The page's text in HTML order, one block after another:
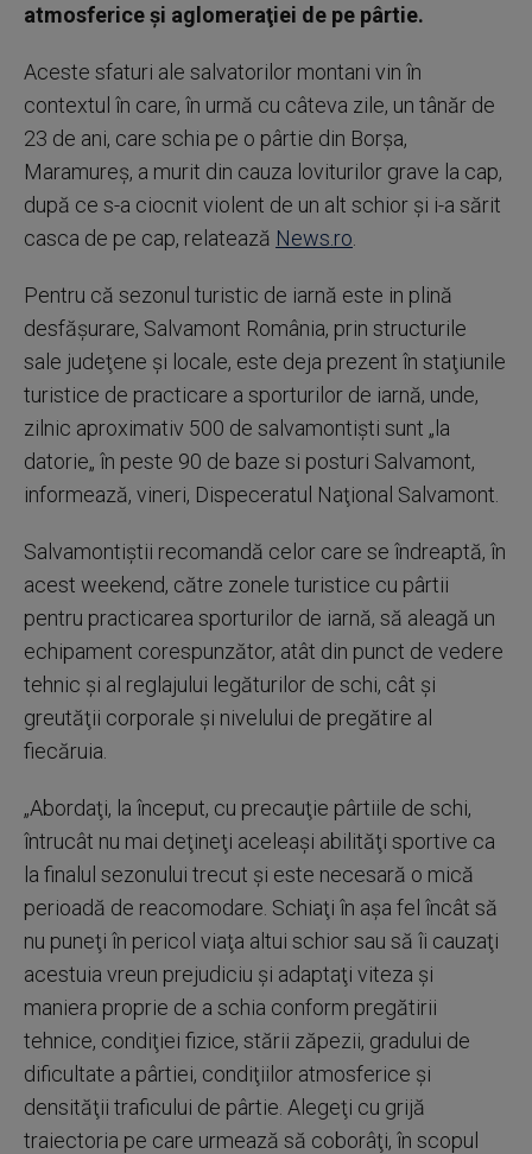
atmosferice şi aglomeraţiei de pe pârtie.
Aceste sfaturi ale salvatorilor montani vin în
contextul în care, în urmă cu câteva zile, un tânăr de
23 de ani, care schia pe o pârtie din Borşa,
Maramureş, a murit din cauza loviturilor grave la cap,
după ce s-a ciocnit violent de un alt schior şi i-a sărit
casca de pe cap, relatează News.ro
Pentru că sezonul turistic de iarnă este in plină
desfăşurare, Salvamont România, prin structurile
sale judeţene şi locale, este deja prezent în staţiunile
turistice de practicare a sporturilor de iarnă, unde,
zilnic aproximativ 500 de salvamontişti sunt „la
datorie„ în peste 90 de baze si posturi Salvamont,
informează, vineri, Dispeceratul Naţional Salvamont.
Salvamontiştii recomandă celor care se îndreaptă, în
acest weekend, către zonele turistice cu pârtii
pentru practicarea sporturilor de iarnă, să aleagă un
echipament corespunzător, atât din punct de vedere
tehnic şi al reglajului legăturilor de schi, cât şi
greutăţii corporale şi nivelului de pregătire al
fiecăruia.
„Abordaţi, la început, cu precauţie pârtiile de schi,
întrucât nu mai deţineţi aceleaşi abilităţi sportive ca
la finalul sezonului trecut şi este necesară o mică
perioadă de reacomodare. Schiaţi în aşa fel încât să
nu puneţi în pericol viaţa altui schior sau să îi cauzaţi
acestuia vreun prejudiciu şi adaptaţi viteza şi
maniera proprie de a schia conform pregătirii
tehnice, condiţiei fizice, stării zăpezii, gradului de
dificultate a pârtiei, condiţiilor atmosferice şi
densităţii traficului de pârtie. Alegeţi cu grijă
traiectoria pe care urmează să coborâţi, în scopul